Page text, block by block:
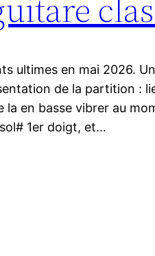
ultimes en mai 2026.
de la partition :
la en basse vibrer au
1er doigt, et…